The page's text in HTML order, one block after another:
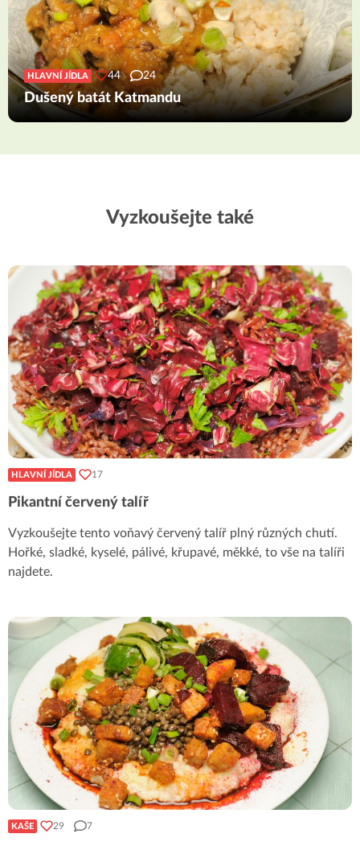
HLAVNÍ JÍDLA 44 24
Dušený batát Katmandu
Vyzkoušejte také
HLAVNÍ JÍDLA 17
Pikantní červený talíř
Vyzkoušejte tento voňavý červený talíř plný různých chutí.
Hořké, sladké, kyselé, pálivé, křupavé, měkké, to vše na talíři
najdete.
KAŠE 29 7